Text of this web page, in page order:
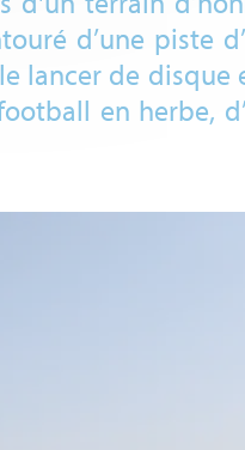
d’une piste
lancer de disque
en herbe,